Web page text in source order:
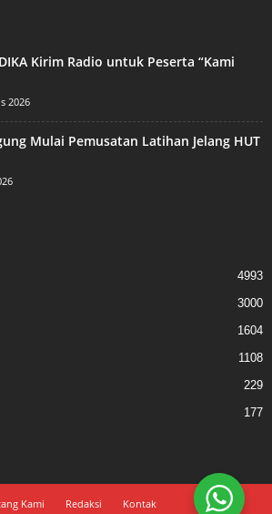
Kirim Radio untuk Peserta “Kami
2026
Mulai Pemusatan Latihan Jelang HUT
4993
3000
1604
1108
229
177
Kami Redaksi Kontak